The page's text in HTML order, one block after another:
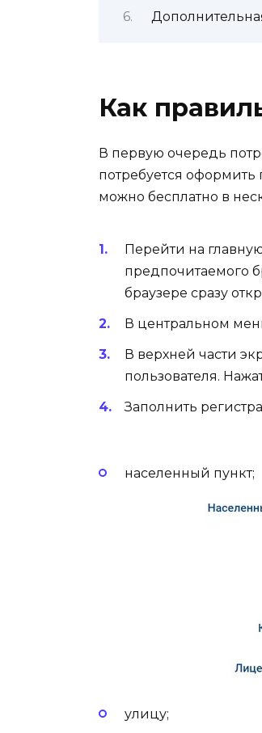
Как
В первую очередь
потребуется оформить
можно бесплатно в
Перейти на
предпочитаемого
браузере сразу
В центральном
В верхней части
пользователя.
Заполнить
населенный пункт;
улицу;